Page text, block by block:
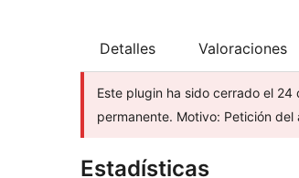
Detalles Valoraciones
Este plugin ha sido cerrado el
permanente. Motivo: Petición del
Estadísticas